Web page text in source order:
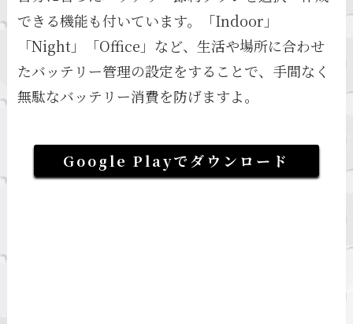
できる機能も付いています。「Indoor」
「Night」「Office」など、生活や場所に合わせ
たバッテリー管理の設定をすることで、手間なく
無駄なバッテリー消費を防げますよ。
Google Playでダウンロード